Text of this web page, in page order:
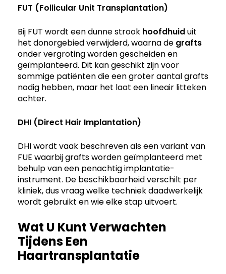
FUT (Follicular Unit Transplantation)
Bij FUT wordt een dunne strook hoofdhuiduit
het donorgebied verwijderd, waarna de grafts
onder vergroting worden gescheiden en
geïmplanteerd. Dit kan geschikt zijn voor
sommige patiënten die een groter aantal grafts
nodig hebben, maar het laat een lineair litteken
achter.
DHI (Direct Hair Implantation)
DHI wordt vaak beschreven als een variant van
FUE waarbij grafts worden geïmplanteerd met
behulp van een penachtig implantatie-
instrument. De beschikbaarheid verschilt per
kliniek, dus vraag welke techniek daadwerkelijk
wordt gebruikt en wie elke stap uitvoert.
Wat U Kunt Verwachten
Tijdens Een
Haartransplantatie